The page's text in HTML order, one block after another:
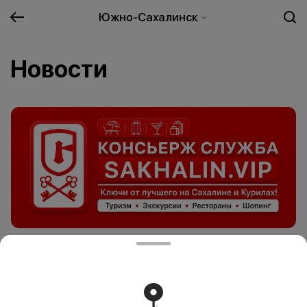
Южно-Сахалинск
Новости
Ключи от лучшего на Сахалине и Курилах!